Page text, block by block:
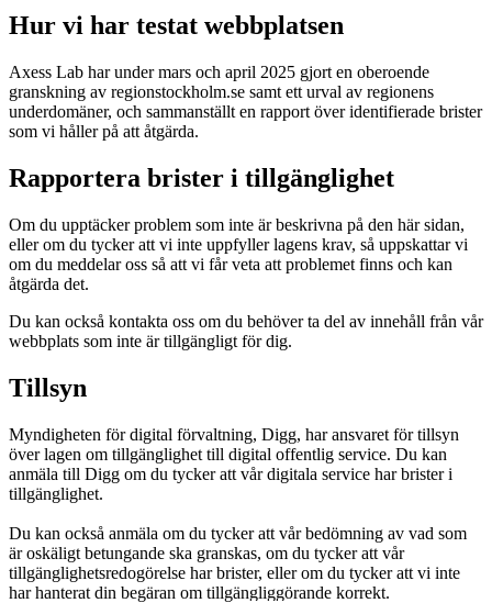
Hur vi har testat webbplatsen
Axess Lab har under mars och april 2025 gjort en oberoende
granskning av regionstockholm.se samt ett urval av regionens
underdomäner, och sammanställt en rapport över identifierade brister
som vi håller på att åtgärda.
Rapportera brister i tillgänglighet
Om du upptäcker problem som inte är beskrivna på den här sidan,
eller om du tycker att vi inte uppfyller lagens krav, så uppskattar vi
om du meddelar oss så att vi får veta att problemet finns och kan
åtgärda det.
Du kan också kontakta oss om du behöver ta del av innehåll från vår
webbplats som inte är tillgängligt för dig.
Tillsyn
Myndigheten för digital förvaltning, Digg, har ansvaret för tillsyn
över lagen om tillgänglighet till digital offentlig service. Du kan
anmäla till Digg om du tycker att vår digitala service har brister i
tillgänglighet.
Du kan också anmäla om du tycker att vår bedömning av vad som
är oskäligt betungande ska granskas, om du tycker att vår
tillgänglighetsredogörelse har brister, eller om du tycker att vi inte
har hanterat din begäran om tillgängliggörande korrekt.